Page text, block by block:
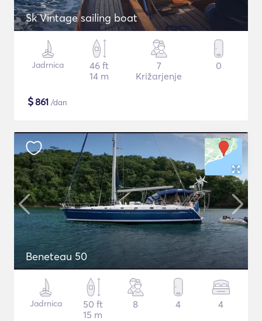
Sk Vintage sailing boat
Jadrnica
46 ft
14 m
7
Križarjenje
0
$861 /dan
Beneteau 50
Jadrnica
50 ft
15 m
8 4 4